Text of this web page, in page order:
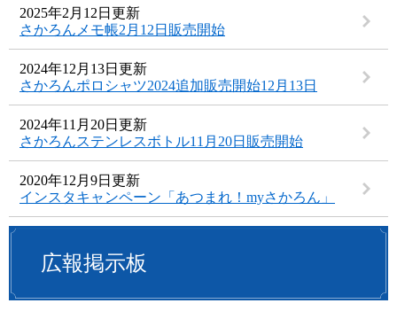
2025年2月12日更新
さかろんメモ帳2月12日販売開始
2024年12月13日更新
さかろんポロシャツ2024追加販売開始12月13日
2024年11月20日更新
さかろんステンレスボトル11月20日販売開始
2020年12月9日更新
インスタキャンペーン「あつまれ！myさかろん」
広報掲示板